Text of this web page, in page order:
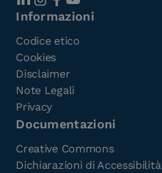
Informazioni
Codice etico
Cookies
Disclaimer
Note Legali
Privacy
Documentazioni
Creative Commons
Dichiarazioni di Accessibilità